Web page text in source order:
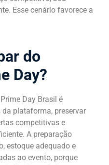
Esse cenário favorece a
do
Day?
Day Brasil é
plataforma, preservar
competitivas e
A preparação
estoque adequado e
ao evento, porque